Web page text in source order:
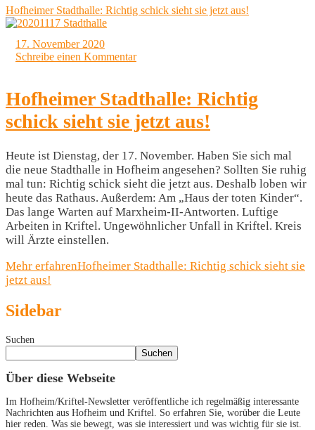
Hofheimer Stadthalle: Richtig schick sieht sie jetzt aus!
17. November 2020
Schreibe einen Kommentar
Hofheimer Stadthalle: Richtig
schick sieht sie jetzt aus!
Heute ist Dienstag, der 17. November. Haben Sie sich mal
die neue Stadthalle in Hofheim angesehen? Sollten Sie ruhig
mal tun: Richtig schick sieht die jetzt aus. Deshalb loben wir
heute das Rathaus. Außerdem: Am „Haus der toten Kinder“.
Das lange Warten auf Marxheim-II-Antworten. Luftige
Arbeiten in Kriftel. Ungewöhnlicher Unfall in Kriftel. Kreis
will Ärzte einstellen.
Mehr erfahrenHofheimer Stadthalle: Richtig schick sieht sie
jetzt aus!
Sidebar
Suchen
Suchen
Über diese Webseite
Im Hofheim/Kriftel-Newsletter veröffentliche ich regelmäßig interessante
Nachrichten aus Hofheim und Kriftel. So erfahren Sie, worüber die Leute
hier reden. Was sie bewegt, was sie interessiert und was wichtig für sie ist.